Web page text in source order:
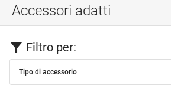
Accessori adatti
Filtro per:
Tipo di accessorio